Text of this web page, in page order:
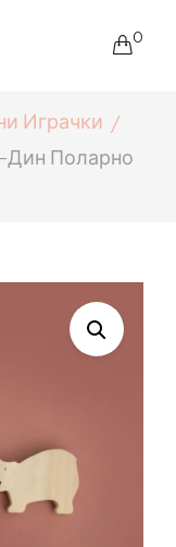
0
Играчки
Дин Поларно